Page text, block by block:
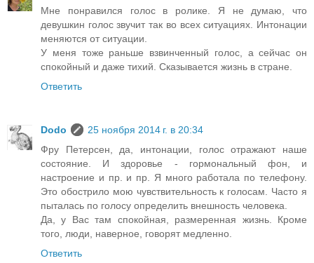
Мне понравился голос в ролике. Я не думаю, что
девушкин голос звучит так во всех ситуациях. Интонации
меняются от ситуации.
У меня тоже раньше взвинченный голос, а сейчас он
спокойный и даже тихий. Сказывается жизнь в стране.
Ответить
Dodo
25 ноября 2014 г. в 20:34
Фру Петерсен, да, интонации, голос отражают наше
состояние. И здоровье - гормональный фон, и
настроение и пр. и пр. Я много работала по телефону.
Это обострило мою чувствительность к голосам. Часто я
пыталась по голосу определить внешность человека.
Да, у Вас там спокойная, размеренная жизнь. Кроме
того, люди, наверное, говорят медленно.
Ответить